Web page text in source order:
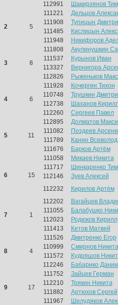
112991
Шакирзянов
2 5
111221
Дельцов
111908
Тупицын
111485
Кислицын
111948
Никифоров
3 8
111808
Акулинушкин
111537
Курынов Иван
113327
Вернигора
112826
Рыженьков
4 6
111928
Кочергин Тихон
110748
Трушкин
112738
Шаханов
112260
Сергеев Павел
5 11
112895
Долматов
111082
Поздеев
111789
Канин Всеволод
111676
Барков Артём
6 15
111058
Микаев Никита
111717
Шинкаренко
112146
Зуев Алексей
112232
Кирилов Артём
7 1
112202
Вагайцев
111055
Балабушко
112023
Родюков Кирилл
111413
Кетов Матвей
8 4
111526
Дмитренко Егор
110999
Смирнов Никита
111572
Кудряшов
112246
Бабарико
9 17
111752
Зайцев Герман
112210
Трякин Никита
111882
Артюхов Сергей
111967
Шелудяков